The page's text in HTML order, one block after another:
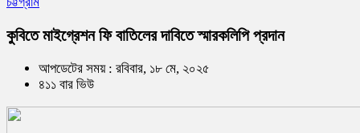
কুবিতে মাইগ্রেশন ফি বাতিলের দাবিতে স্মারকলিপি প্রদান
আপডেটের সময় : রবিবার, ১৮ মে, ২০২৫
৪১১ বার ভিউ